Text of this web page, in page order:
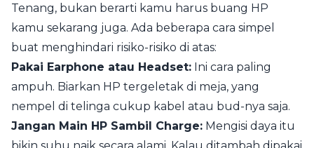
Tenang, bukan berarti kamu harus buang HP
kamu sekarang juga. Ada beberapa cara simpel
buat menghindari risiko-risiko di atas:
Pakai Earphone atau Headset: Ini cara paling
ampuh. Biarkan HP tergeletak di meja, yang
nempel di telinga cukup kabel atau bud-nya saja.
Jangan Main HP Sambil Charge: Mengisi daya itu